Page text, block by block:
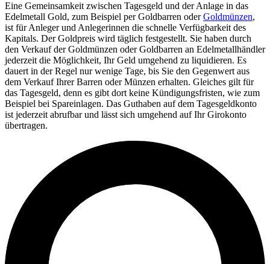
Eine Gemeinsamkeit zwischen Tagesgeld und der Anlage in das
Edelmetall Gold, zum Beispiel per Goldbarren oderGoldmünzen,
ist für Anleger und Anlegerinnen die schnelle Verfügbarkeit des
Kapitals. Der Goldpreis wird täglich festgestellt. Sie haben durch
den Verkauf der Goldmünzen oder Goldbarren an Edelmetallhändler
jederzeit die Möglichkeit, Ihr Geld umgehend zu liquidieren. Es
dauert in der Regel nur wenige Tage, bis Sie den Gegenwert aus
dem Verkauf Ihrer Barren oder Münzen erhalten. Gleiches gilt für
das Tagesgeld, denn es gibt dort keine Kündigungsfristen, wie zum
Beispiel bei Spareinlagen. Das Guthaben auf dem Tagesgeldkonto
ist jederzeit abrufbar und lässt sich umgehend auf Ihr Girokonto
übertragen.